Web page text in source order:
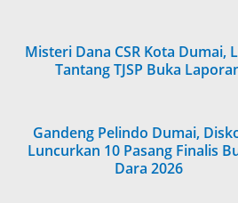
Misteri Dana CSR Kota Dumai,
Tantang TJSP Buka
Gandeng Pelindo Dumai,
Luncurkan 10 Pasang Finalis
Dara 2026